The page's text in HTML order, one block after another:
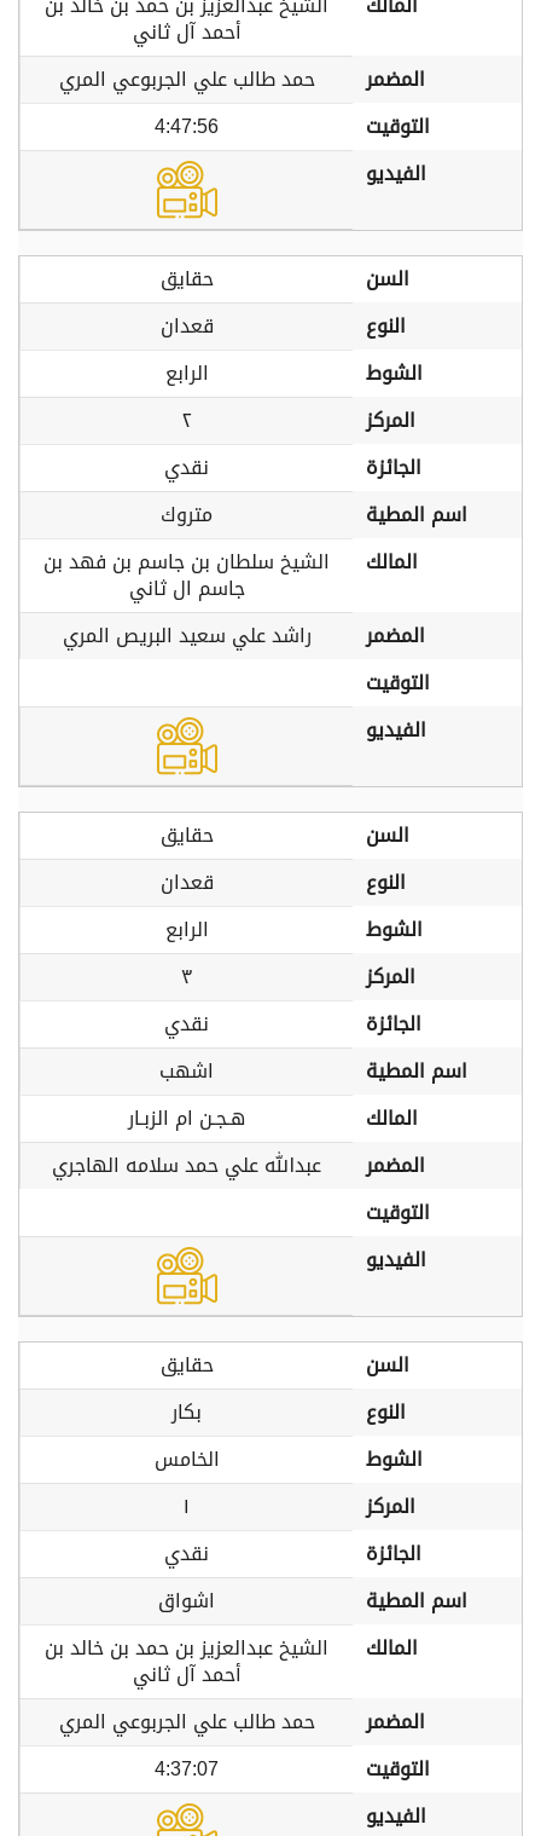
أحمد آل ثاني
المضمر
حمد طالب علي الجربوعي المري
التوقيت
4:47:56
الفيديو
السن
حقايق
النوع
قعدان
الشوط
الرابع
المركز
٢
الجائزة
نقدي
اسم المطية
متروك
المالك
الشيخ سلطان بن جاسم بن فهد بن
جاسم ال ثاني
المضمر
راشد علي سعيد البريص المري
التوقيت
الفيديو
السن
حقايق
النوع
قعدان
الشوط
الرابع
المركز
٣
الجائزة
نقدي
اسم المطية
اشهب
المالك
هـجـن ام الزبـار
المضمر
عبدالله علي حمد سلامه الهاجري
التوقيت
الفيديو
السن
حقايق
النوع
بكار
الشوط
الخامس
المركز
١
الجائزة
نقدي
اسم المطية
اشواق
المالك
الشيخ عبدالعزيز بن حمد بن خالد بن
أحمد آل ثاني
المضمر
حمد طالب علي الجربوعي المري
التوقيت
4:37:07
الفيديو